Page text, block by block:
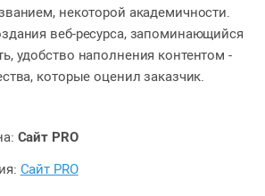
некоторой академичности.
веб-ресурса, запоминающийся
удобство наполнения контентом -
которые оценил заказчик.
Сайт PRO
Сайт PRO